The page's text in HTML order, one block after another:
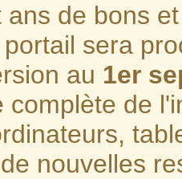
ans de bons
sera
au 1er
complète de
nouvelles